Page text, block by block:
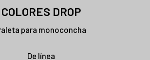
COLORES DROP
para monoconcha
De línea